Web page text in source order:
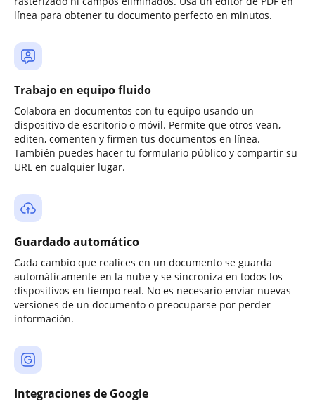
línea para obtener tu documento perfecto en minutos.
Trabajo en equipo fluido
Colabora en documentos con tu equipo usando un
dispositivo de escritorio o móvil. Permite que otros vean,
editen, comenten y firmen tus documentos en línea.
También puedes hacer tu formulario público y compartir su
URL en cualquier lugar.
Guardado automático
Cada cambio que realices en un documento se guarda
automáticamente en la nube y se sincroniza en todos los
dispositivos en tiempo real. No es necesario enviar nuevas
versiones de un documento o preocuparse por perder
información.
Integraciones de Google